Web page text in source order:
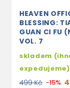
HEAVEN
BLESSING:
GUAN CI FU
VOL. 7
skladem
expedujeme)
499 Kč -15%